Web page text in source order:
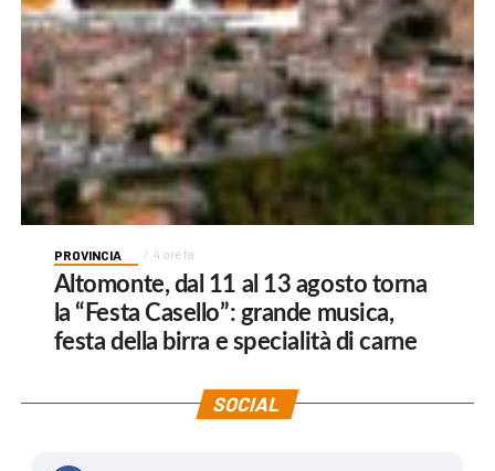
PROVINCIA 4 ore fa
Altomonte, dal 11 al 13 agosto torna
la “Festa Casello”: grande musica,
festa della birra e specialità di carne
SOCIAL